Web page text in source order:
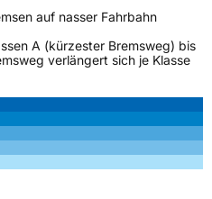
auf nasser Fahrbahn
A (kürzester Bremsweg) bis
verlängert sich je Klasse